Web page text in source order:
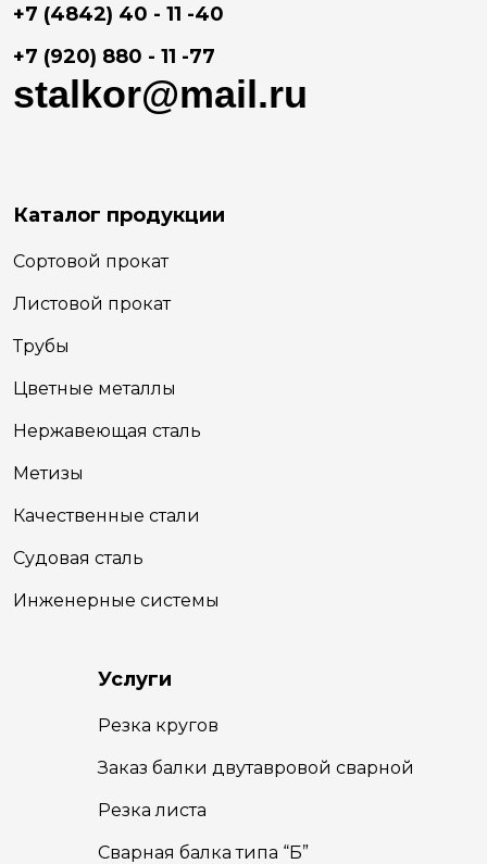
+7 (4842) 40 - 11 -40
+7 (920) 880 - 11 -77
stalkor@mail.ru
Каталог продукции
Сортовой прокат
Листовой прокат
Трубы
Цветные металлы
Нержавеющая сталь
Метизы
Качественные стали
Судовая сталь
Инженерные системы
Услуги
Резка кругов
Заказ балки двутавровой сварной
Резка листа
Сварная балка типа “Б”